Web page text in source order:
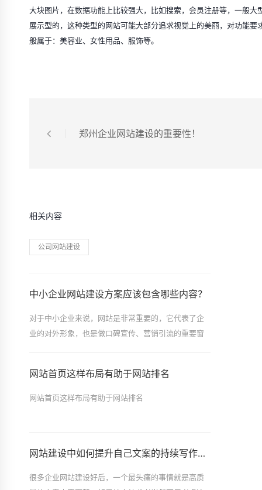
大块图片，在数据功能上比较强大，比如搜索，会员注册等，一般
展示型的，这种类型的网站可能大部分追求视觉上的美丽，对功能
般属于：美容业、女性用品、服饰等。
郑州企业网站建设的重要性！
相关内容
公司网站建设
中小企业网站建设方案应该包含哪些内容？
对于中小企业来说，网站是非常重要的，它代表了企
业的对外形象，也是做口碑宣传、营销引流的重要窗
网站首页这样布局有助于网站排名
网站首页这样布局有助于网站排名
网站建设中如何提升自己文案的持续写作能力
很多企业网站建设好后，一个最头痛的事情就是高质